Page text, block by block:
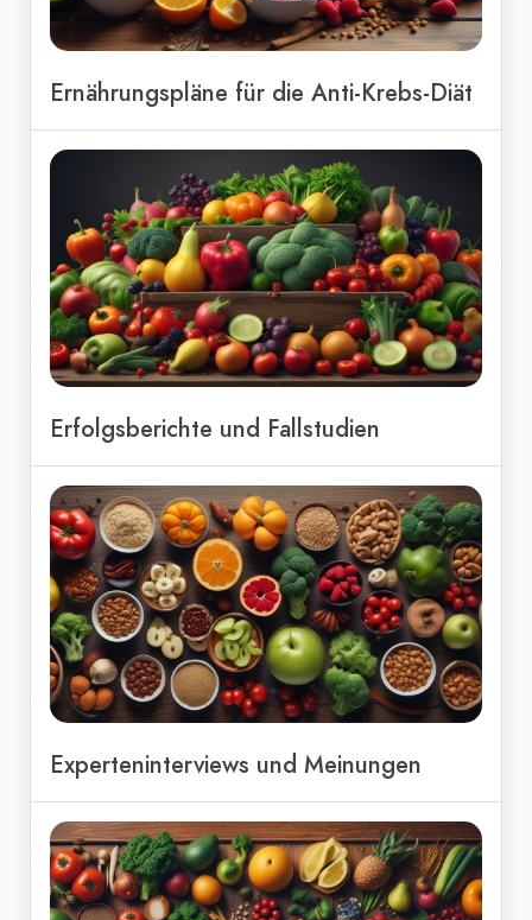
Ernährungspläne für die Anti-Krebs-Diät
Erfolgsberichte und Fallstudien
Experteninterviews und Meinungen